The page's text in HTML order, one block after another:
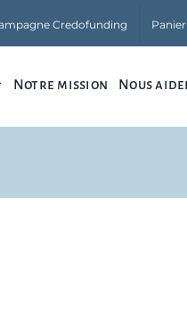
Credofunding Panier
Notre mission Nous